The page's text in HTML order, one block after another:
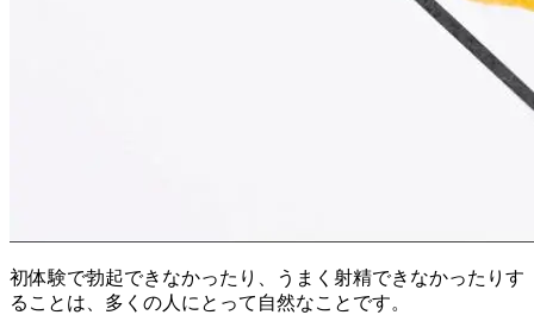
初体験で勃起できなかったり、うまく射精できなかったりす
ることは、多くの人にとって自然なことです。